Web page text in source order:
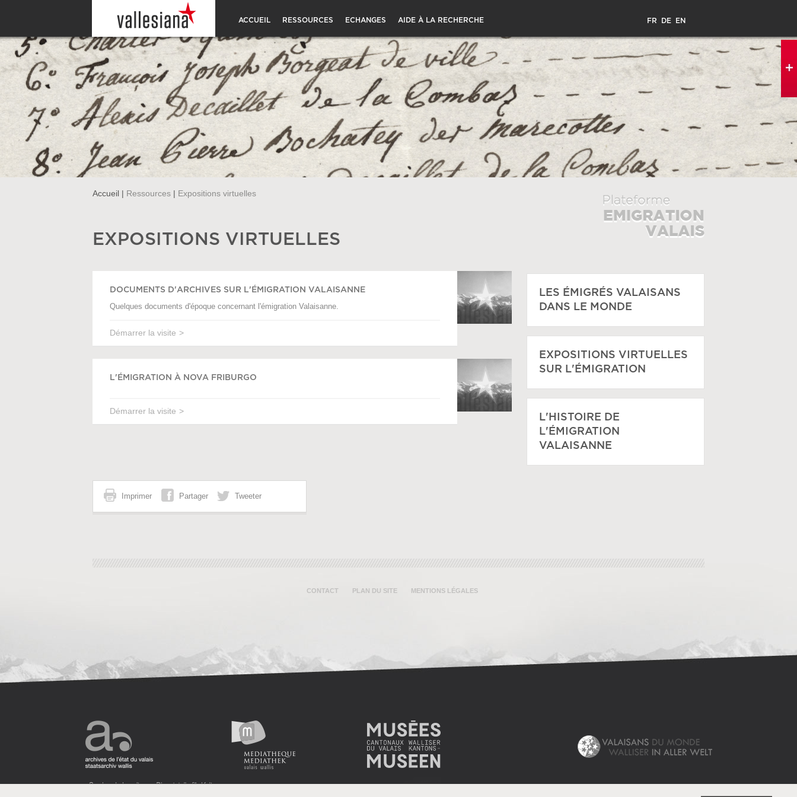
ACCUEIL RESSOURCES ECHANGES AIDE À LA RECHERCHE FR DE EN
Accueil| Ressources| Expositions virtuelles
EXPOSITIONS VIRTUELLES
DOCUMENTS D'ARCHIVES SUR L'ÉMIGRATION VALAISANNE
Quelques documents d'époque concernant l'émigration Valaisanne.
Démarrer la visite
L'ÉMIGRATION À NOVA FRIBURGO
Démarrer la visite
LES ÉMIGRÉS VALAISANS
DANS LE MONDE
EXPOSITIONS VIRTUELLES
SUR L'ÉMIGRATION
L'HISTOIRE DE
L'ÉMIGRATION
VALAISANNE
Imprimer Partager Tweeter
CONTACT PLAN DU SITE MENTIONS LÉGALES